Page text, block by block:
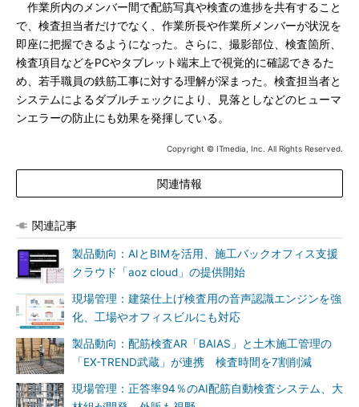
作業所内のメンバー間で配筋写真や検査の進捗を共有すること
で、検査担当者だけでなく、作業所長や作業所メンバーが状況を
即座に把握できるようになった。さらに、撮影部位、検査箇所、
検査項目などをPCやタブレット端末上で視覚的に確認できるた
め、若手職員の鉄筋工事に対する理解が深まった。検査担当者と
システムによるダブルチェックにより、見落としなどのヒューマ
ンエラーの防止にも効果を発揮している。
Copyright © ITmedia, Inc. All Rights Reserved.
関連情報
関連記事
製品動向：AIとBIMを活用、施工バックオフィス支援
クラウド「aoz cloud」の提供開始
現場管理：建築仕上げ検査用の音声認識エンジンを強
化、工場やオフィスビルにも対応
製品動向：配筋検査AR「BAIAS」と土木施工管理の
「EX-TREND武蔵」が連携 検査時間を7割削減
現場管理：正答率94％のAI配筋自動検査システム、大